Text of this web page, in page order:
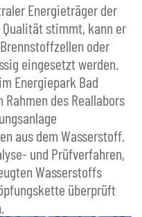
Energieträger der
stimmt, kann er
oder
eingesetzt werden.
Energiepark Bad
des Reallabors
aus dem Wasserstoff.
und Prüfverfahren,
Wasserstoffs
überprüft